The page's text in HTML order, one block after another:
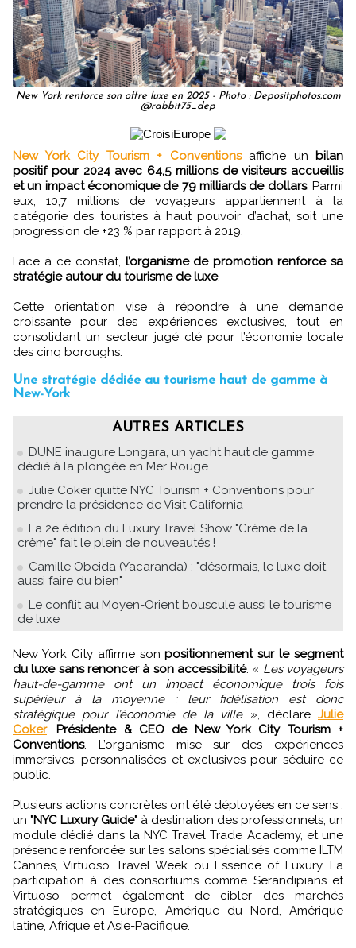
New York renforce son offre luxe en 2025 - Photo : Depositphotos.com
@rabbit75_dep
New York City Tourism + Conventionsaffiche un bilan
positif pour 2024 avec 64,5 millions de visiteurs accueillis
et un impact économique de 79 milliards de dollars. Parmi
eux, 10,7 millions de voyageurs appartiennent à la
catégorie des touristes à haut pouvoir d’achat, soit une
progression de +23 % par rapport à 2019.
Face à ce constat, l’organisme de promotion renforce sa
stratégie autour du tourisme de luxe.
Cette orientation vise à répondre à une demande
croissante pour des expériences exclusives, tout en
consolidant un secteur jugé clé pour l’économie locale
des cinq boroughs.
Une stratégie dédiée au tourisme haut de gamme à
New-York
AUTRES ARTICLES
DUNE inaugure Longara, un yacht haut de gamme
dédié à la plongée en Mer Rouge
Julie Coker quitte NYC Tourism + Conventions pour
prendre la présidence de Visit California
La 2e édition du Luxury Travel Show "Crème de la
crème" fait le plein de nouveautés !
Camille Obeida (Yacaranda) : "désormais, le luxe doit
aussi faire du bien"
Le conflit au Moyen-Orient bouscule aussi le tourisme
de luxe
New York City affirme sonpositionnement sur le segment
du luxe sans renoncer à son accessibilité. « Les voyageurs
haut-de-gamme ont un impact économique trois fois
supérieur à la moyenne : leur fidélisation est donc
stratégique pour l’économie de la ville», déclare Julie
Coker, Présidente & CEO de New York City Tourism +
Conventions. L’organisme mise sur des expériences
immersives, personnalisées et exclusives pour séduire ce
public.
Plusieurs actions concrètes ont été déployées en ce sens :
un "NYC Luxury Guide" à destination des professionnels, un
module dédié dans la NYC Travel Trade Academy, et une
présence renforcée sur les salons spécialisés comme ILTM
Cannes, Virtuoso Travel Week ou Essence of Luxury. La
participation à des consortiums comme Serandipians et
Virtuoso permet également de cibler des marchés
stratégiques en Europe, Amérique du Nord, Amérique
latine, Afrique et Asie-Pacifique.